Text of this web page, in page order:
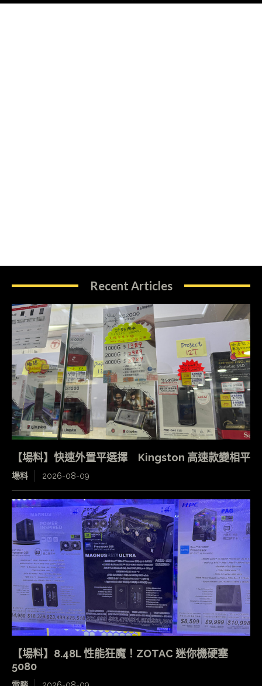
Recent Articles
【場料】快速外置平選擇 Kingston 高速款變相平
場料 2026-08-09
【場料】8.48L 性能狂魔！ZOTAC 迷你機硬塞
5080